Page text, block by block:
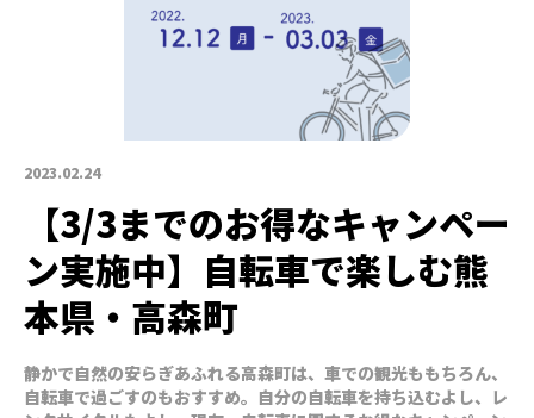
2023.02.24
【3/3までのお得なキャンペー
ン実施中】自転車で楽しむ熊
本県・高森町
静かで自然の安らぎあふれる高森町は、車での観光ももちろん、
自転車で過ごすのもおすすめ。自分の自転車を持ち込むよし、レ